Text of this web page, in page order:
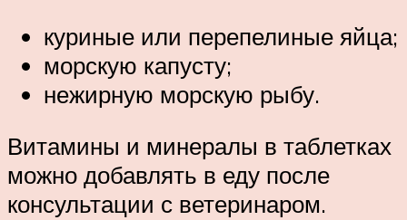
куриные или перепелиные яйца;
морскую капусту;
нежирную морскую рыбу.
Витамины и минералы в таблетках
можно добавлять в еду после
консультации с ветеринаром.